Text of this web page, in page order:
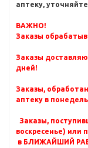
аптеку,
ВАЖНО!
Заказы
Заказы
дней!
Заказы,
аптеку в
Заказы,
воскресенье) или
в БЛИЖАЙШИЙ